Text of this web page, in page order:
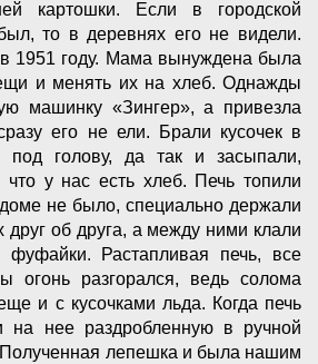
картошки. Если в городской
то в деревнях его не видели.
1951 году. Мама вынуждена была
и менять их на хлеб. Однажды
машинку «Зингер», а привезла
его не ели. Брали кусочек в
под голову, да так и засыпали,
что у нас есть хлеб. Печь топили
не было, специально держали
друг об друга, а между ними клали
фуфайки. Растапливая печь, все
огонь разгорался, ведь солома
и с кусочками льда. Когда печь
на нее раздробленную в ручной
лепешка и была нашим